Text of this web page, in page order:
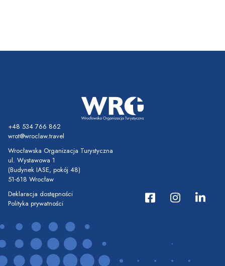
+48 534 766 862
wrot@wroclaw.travel
Wrocławska Organizacja Turystyczna
ul. Wystawowa 1
(Budynek IASE, pokój 48)
51-618 Wrocław
Deklaracja dostępności
Polityka prywatności